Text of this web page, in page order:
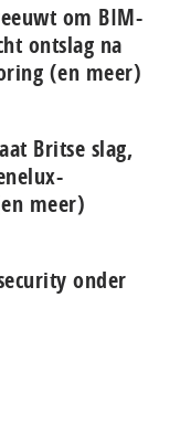
om BIM-
ontslag na
(en meer)
Britse slag,
meer)
onder